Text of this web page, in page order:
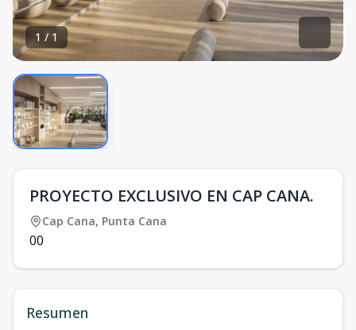
1 / 1
PROYECTO EXCLUSIVO EN CAP CANA.
Cap Cana, Punta Cana
00
Resumen